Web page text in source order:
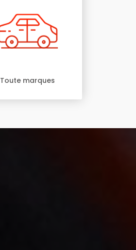
Toute marques